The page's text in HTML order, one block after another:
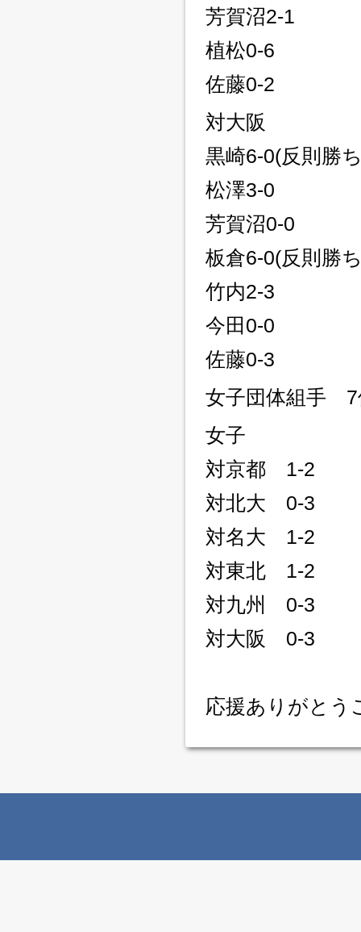
芳賀沼2-1
植松0-6
佐藤0-2
対大阪
黒崎6-0(反則勝
松澤3-0
芳賀沼0-0
板倉6-0(反則勝
竹内2-3
今田0-0
佐藤0-3
女子団体組手 7
女子
対京都 1-2
対北大 0-3
対名大 1-2
対東北 1-2
対九州 0-3
対大阪 0-3
応援ありがとう